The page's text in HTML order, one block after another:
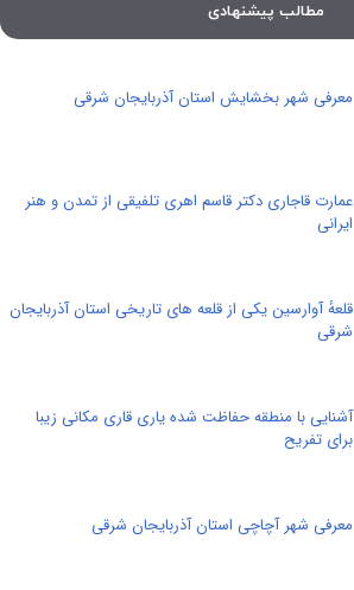
مطالب پیشنهادی
معرفی شهر بخشایش استان آذربایجان شرقی
عمارت قاجاری دکتر قاسم اهری تلفیقی از تمدن و هنر
ایرانی
قلعهٔ آوارسین یکی از قلعه های تاریخی استان آذربایجان
شرقی
آشنایی با منطقه حفاظت شده یاری قاری مکانی زیبا
برای تفریح
معرفی شهر آچاچی استان آذربایجان شرقی